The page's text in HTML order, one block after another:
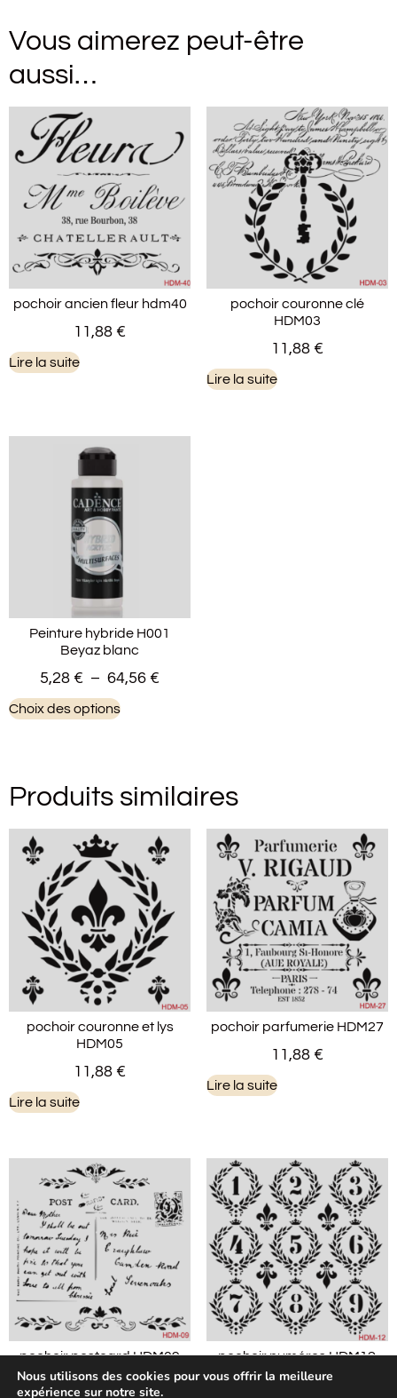
Vous aimerez peut-être
aussi…
pochoir ancien fleur hdm40
11,88 €
Lire la suite
pochoir couronne clé
HDM03
11,88 €
Lire la suite
Peinture hybride H001
Beyaz blanc
5,28 € – 64,56 €
Choix des options
Produits similaires
pochoir couronne et lys
HDM05
11,88 €
Lire la suite
pochoir parfumerie HDM27
11,88 €
Lire la suite
pochoir postcard HDM09
11,88€
pochoir numéros HDM12
11,88€
Nous utilisons des cookies pour vous offrir la meilleure
expérience sur notre site.